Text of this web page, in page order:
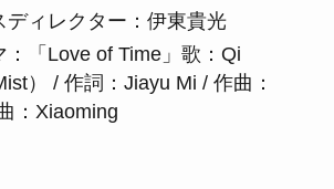
ディレクター：伊東貴光
：「Love of Time」歌：Qi
） / 作詞：Jiayu Mi / 作曲：
：Xiaoming